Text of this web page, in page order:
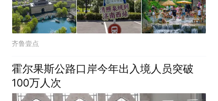
齐鲁壹点
霍尔果斯公路口岸今年出入境人员突破
100万人次